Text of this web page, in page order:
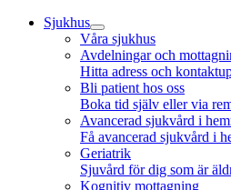
Sjukhus
Våra sjukhus
Avdelningar och
Hitta adress och
Bli patient hos oss
Boka tid själv eller via
Avancerad sjukvård i
Få avancerad sjukvård i
Geriatrik
Sjuvård för dig som är
Kognitiv mottagning